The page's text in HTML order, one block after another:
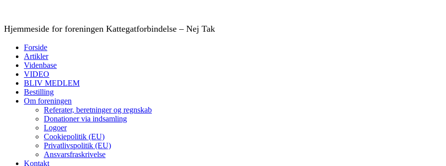
Hjemmeside for foreningen Kattegatforbindelse – Nej Tak
Forside
Artikler
Videnbase
VIDEO
BLIV MEDLEM
Bestilling
Om foreningen
Referater, beretninger og regnskab
Donationer via indsamling
Logoer
Cookiepolitik (EU)
Privatlivspolitik (EU)
Ansvarsfraskrivelse
Kontakt